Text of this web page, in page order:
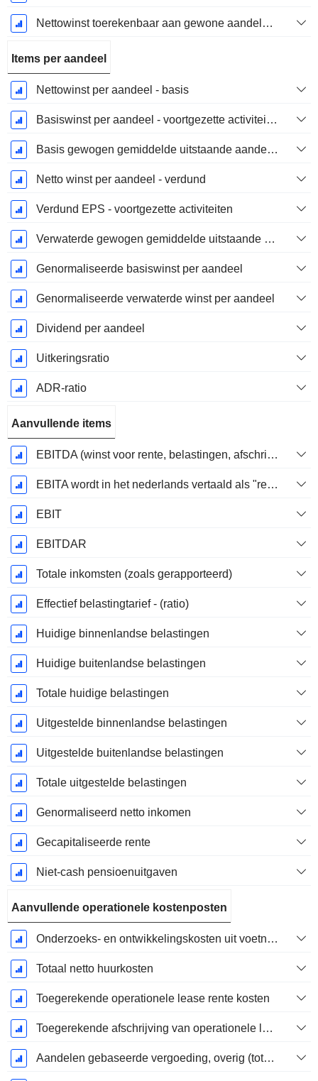
Nettowinst toerekenbaar aan gewone aandelen excl. buitengewone posten
Items per aandeel
Nettowinst per aandeel - basis
Basiswinst per aandeel - voortgezette activiteiten
Basis gewogen gemiddelde uitstaande aandelen
Netto winst per aandeel - verdund
Verdund EPS - voortgezette activiteiten
Verwaterde gewogen gemiddelde uitstaande aandelen
Genormaliseerde basiswinst per aandeel
Genormaliseerde verwaterde winst per aandeel
Dividend per aandeel
Uitkeringsratio
ADR-ratio
Aanvullende items
EBITDA (winst voor rente, belastingen, afschrijvingen op immateriële activa en materiële vaste activa)
EBITA wordt in het nederlands vertaald als "resultaat voor interest, belastingen en afschrijvingen".
EBIT
EBITDAR
Totale inkomsten (zoals gerapporteerd)
Effectief belastingtarief - (ratio)
Huidige binnenlandse belastingen
Huidige buitenlandse belastingen
Totale huidige belastingen
Uitgestelde binnenlandse belastingen
Uitgestelde buitenlandse belastingen
Totale uitgestelde belastingen
Genormaliseerd netto inkomen
Gecapitaliseerde rente
Niet-cash pensioenuitgaven
Aanvullende operationele kostenposten
Onderzoeks- en ontwikkelingskosten uit voetnoten
Totaal netto huurkosten
Toegerekende operationele lease rente kosten
Toegerekende afschrijving van operationele lease
Aandelen gebaseerde vergoeding, overig (totaal)